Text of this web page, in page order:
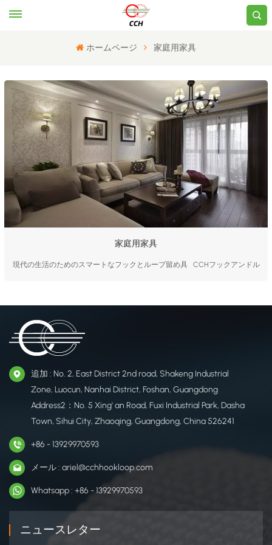
ホームページ 家庭用家具
家庭用家具
現代の生活のためのスマートなフックとループ留め具 CCHフックアンドル
追加 : No. 2, East District 2nd road, Shakeng Industrial
Zone, Luocun, Nanhai District, Foshan, Guangdong
Address2：No. 5 Xing' an Road, Fuxi Industrial Park, Dasha
Town, Sihui City, Zhaoqing, Guangdong, China 526241
+86 - 13929970593
メール : ariel@cchhookloop.com
Whatsapp : +86 - 13929970593
ニュースレター